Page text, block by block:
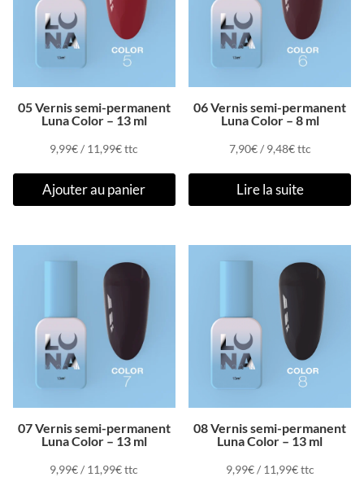
05 Vernis semi-permanent
Luna Color – 13 ml
9,99€/ 11,99€ttc
Ajouter au panier
06 Vernis semi-permanent
Luna Color – 8 ml
7,90€/ 9,48€ttc
Lire la suite
07 Vernis semi-permanent
Luna Color – 13 ml
9,99€/ 11,99€ttc
08 Vernis semi-permanent
Luna Color – 13 ml
9,99€/ 11,99€ttc